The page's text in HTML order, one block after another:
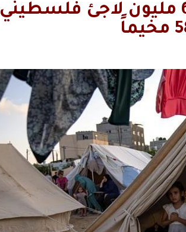
في اليوم العالمي للاجئين: 6.2 مليون لاجئ فلسطيني